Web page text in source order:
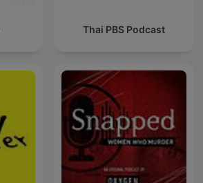
Thai PBS Podcast